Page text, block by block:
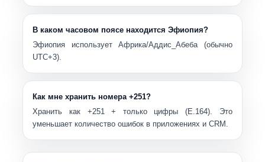
В каком часовом поясе находится Эфиопия?
Эфиопия используетАфрика/Аддис_Абеба(обычно
UTC+3).
Как мне хранить номера +251?
Хранить как +251+ только цифры (E.164). Это
уменьшает количество ошибок в приложениях и CRM.